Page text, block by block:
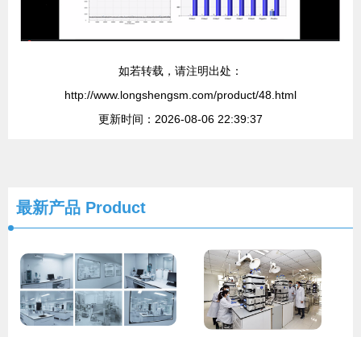
如若转载，请注明出处：
http://www.longshengsm.com/product/48.html
更新时间：2026-08-06 22:39:37
最新产品 Product